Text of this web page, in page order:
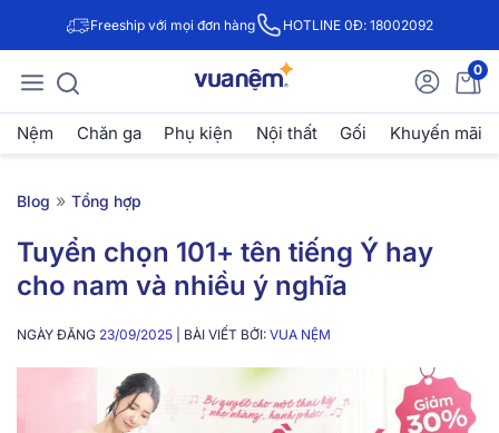
Freeship với mọi đơn hàng HOTLINE 0Đ: 18002092
0
Nệm Chăn ga Phụ kiện Nội thất Gối Khuyến mãi
Blog » Tổng hợp
Tuyển chọn 101+ tên tiếng Ý hay
cho nam và nhiều ý nghĩa
NGÀY ĐĂNG 23/09/2025 | BÀI VIẾT BỞI: VUA NỆM